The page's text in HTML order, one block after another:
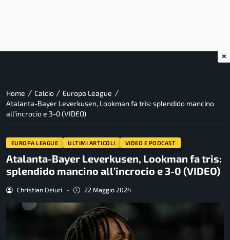
Home / Calcio / Europa League /
Atalanta-Bayer Leverkusen, Lookman fa tris: splendido mancino
all’incrocio e 3-0 (VIDEO)
EUROPA LEAGUE ULTIMI ARTICOLI VIDEO E PODCAST
Atalanta-Bayer Leverkusen, Lookman fa tris:
splendido mancino all’incrocio e 3-0 (VIDEO)
Christian Deiuri - 22 Maggio 2024
×